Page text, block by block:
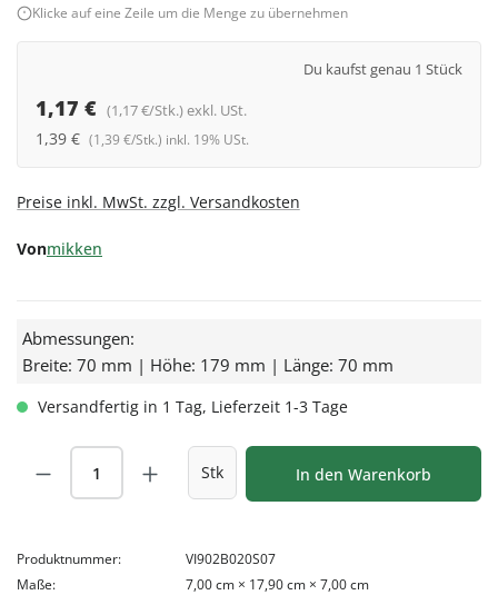
Klicke auf eine Zeile um die Menge zu übernehmen
Du kaufst genau 1 Stück
1,17 € (1,17 €/Stk.) exkl. USt.
1,39 € (1,39 €/Stk.) inkl. 19% USt.
Preise inkl. MwSt. zzgl. Versandkosten
Vonmikken
Abmessungen:
Breite: 70 mm | Höhe: 179 mm | Länge: 70 mm
Versandfertig in 1 Tag, Lieferzeit 1-3 Tage
Produkt Anzahl: Gib den gewünschten
Stk In den Warenkorb
Produktnummer:
VI902B020S07
Maße:
7,00 cm × 17,90 cm × 7,00 cm